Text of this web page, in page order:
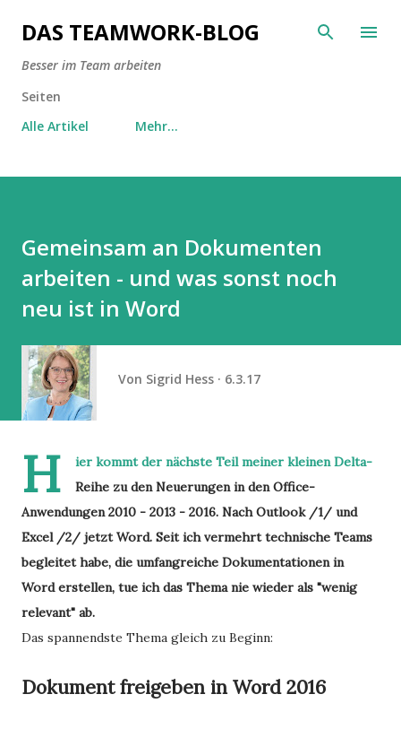
Direkt zum Hauptbereich
DAS TEAMWORK-BLOG
Besser im Team arbeiten
Seiten
Alle Artikel
Mehr…
Gemeinsam an Dokumenten
arbeiten - und was sonst noch
neu ist in Word
Von Sigrid Hess 6.3.17
H
ier kommt der nächste Teil meiner kleinen Delta-
Reihe zu den Neuerungen in den Office-
Anwendungen 2010 - 2013 - 2016. Nach Outlook /1/ und
Excel /2/ jetzt Word. Seit ich vermehrt technische Teams
begleitet habe, die umfangreiche Dokumentationen in
Word erstellen, tue ich das Thema nie wieder als "wenig
relevant" ab.
Das spannendste Thema gleich zu Beginn:
Dokument freigeben in Word 2016